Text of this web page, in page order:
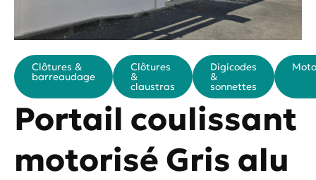
Clôtures &
barreaudage
Clôtures
&
claustras
Digicodes
&
sonnettes
Portail coulissant
motorisé Gris alu